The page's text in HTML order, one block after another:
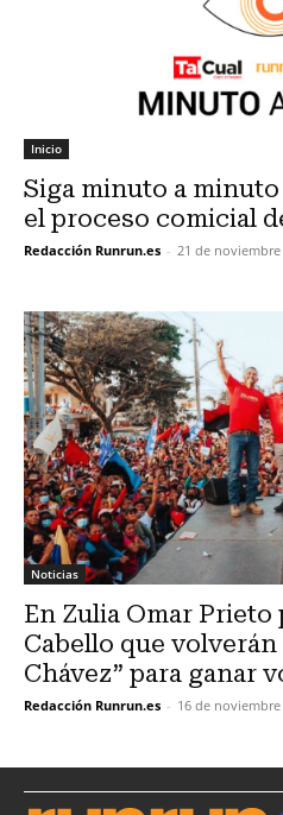
Inicio
Siga minuto a
el proceso comicial
Redacción Runrun.es - 21 de noviembre
Noticias
En Zulia Omar
Cabello que
Chávez” para ganar
Redacción Runrun.es - 16 de noviembre